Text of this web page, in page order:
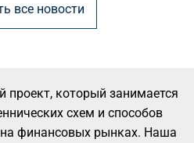
все новости
проект, который занимается
схем и способов
финансовых рынках. Наша